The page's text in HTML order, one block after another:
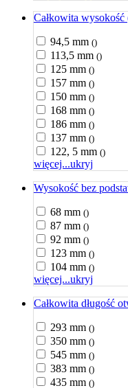
Całkowita wysokość
94,5 mm ()
113,5 mm ()
125 mm ()
157 mm ()
150 mm ()
168 mm ()
186 mm ()
137 mm ()
122, 5 mm ()
więcej...ukryj
Wysokość bez
68 mm ()
87 mm ()
92 mm ()
123 mm ()
104 mm ()
więcej...ukryj
Całkowita długość
293 mm ()
350 mm ()
545 mm ()
383 mm ()
435 mm ()